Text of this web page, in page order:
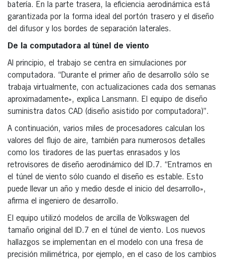
batería. En la parte trasera, la eficiencia aerodinámica está
garantizada por la forma ideal del portón trasero y el diseño
del difusor y los bordes de separación laterales.
De la computadora al túnel de viento
Al principio, el trabajo se centra en simulaciones por
computadora. “Durante el primer año de desarrollo sólo se
trabaja virtualmente, con actualizaciones cada dos semanas
aproximadamente», explica Lansmann. El equipo de diseño
suministra datos CAD (diseño asistido por computadora)”.
A continuación, varios miles de procesadores calculan los
valores del flujo de aire, también para numerosos detalles
como los tiradores de las puertas enrasados y los
retrovisores de diseño aerodinámico del ID.7. “Entramos en
el túnel de viento sólo cuando el diseño es estable. Esto
puede llevar un año y medio desde el inicio del desarrollo»,
afirma el ingeniero de desarrollo.
El equipo utilizó modelos de arcilla de Volkswagen del
tamaño original del ID.7 en el túnel de viento. Los nuevos
hallazgos se implementan en el modelo con una fresa de
precisión milimétrica, por ejemplo, en el caso de los cambios